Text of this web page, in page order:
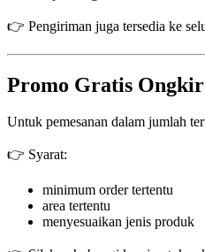
👉 Pengiriman juga tersedia ke
Promo Gratis
Untuk pemesanan dalam jumlah
👉 Syarat:
minimum order tertentu
area tertentu
menyesuaikan jenis produk